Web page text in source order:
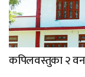
कपिलवस्तुका २ वन